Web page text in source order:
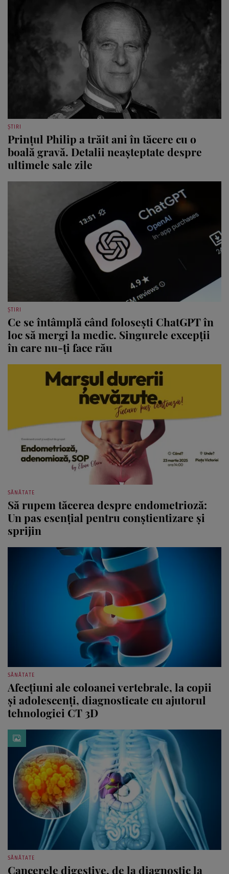
ȘTIRI
Prințul Philip a trăit ani în tăcere cu o
boală gravă. Detalii neașteptate despre
ultimele sale zile
ȘTIRI
Ce se întâmplă când folosești ChatGPT în
loc să mergi la medic. Singurele excepții
în care nu-ți face rău
SĂNĂTATE
Să rupem tăcerea despre endometrioză:
Un pas esențial pentru conștientizare și
sprijin
SĂNĂTATE
Afecţiuni ale coloanei vertebrale, la copii
și adolescenți, diagnosticate cu ajutorul
tehnologiei CT 3D
SĂNĂTATE
Cancerele digestive, de la diagnostic la